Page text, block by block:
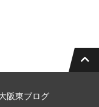
阪東ブログ